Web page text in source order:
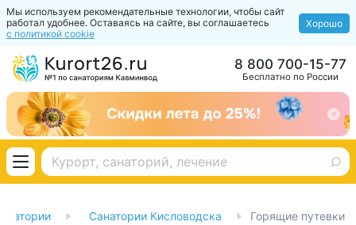
Мы используем рекомендательные технологии, чтобы сайт
работал удобнее. Оставаясь на сайте, вы соглашаетесь
с политикой cookie
Хорошо
Бесплатно по России
8 800 700-15-77
Санатории Кисловодска Горящие путевки